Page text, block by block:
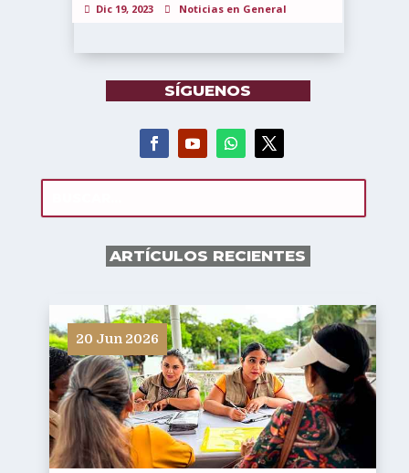
Dic 19, 2023 Noticias en General
SÍGUENOS
ARTÍCULOS RECIENTES
20 Jun 2026